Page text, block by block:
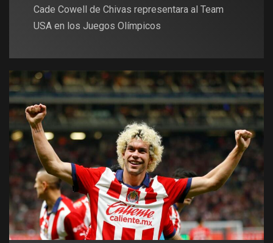
Cade Cowell de Chivas representara al Team
USA en los Juegos Olímpicos